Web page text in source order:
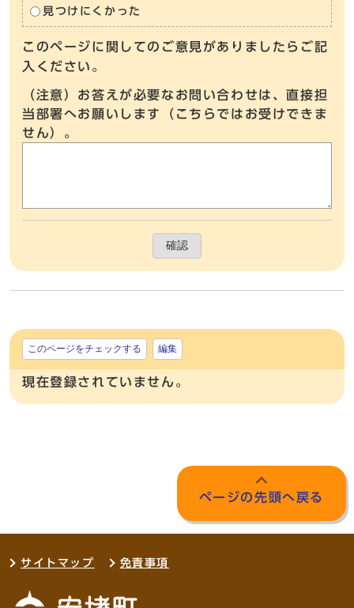
見つけにくかった
このページに関してのご意見がありましたらご記
入ください。
（注意）お答えが必要なお問い合わせは、直接担
当部署へお願いします（こちらではお受けできま
せん）。
確認
このページをチェックする 編集
現在登録されていません。
ページの先頭へ戻る
サイトマップ 免責事項